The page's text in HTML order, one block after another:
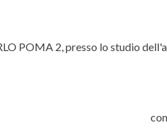
POMA 2, presso lo studio